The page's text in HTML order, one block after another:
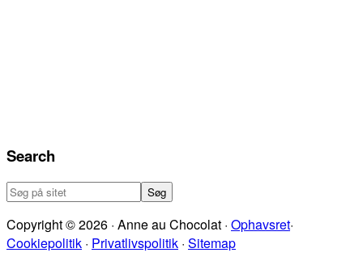
Search
Søg
sitet
Copyright © 2026 · Anne au Chocolat · Ophavsret·
Cookiepolitik · Privatlivspolitik · Sitemap